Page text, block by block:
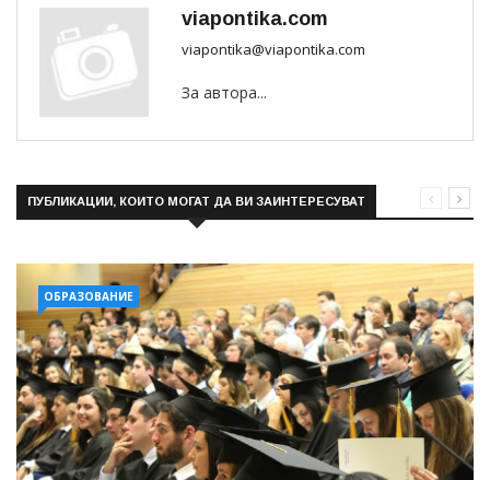
viapontika.com
viapontika@viapontika.com
За автора...
ПУБЛИКАЦИИ, КОИТО МОГАТ ДА ВИ ЗАИНТЕРЕСУВАТ
ОБРАЗОВАНИЕ